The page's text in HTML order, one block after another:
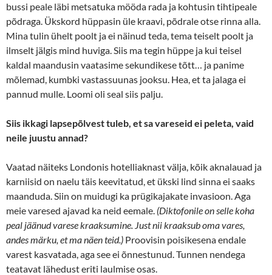
bussi peale läbi metsatuka mööda rada ja kohtusin tihtipeale
põdraga. Ükskord hüppasin üle kraavi, põdrale otse rinna alla.
Mina tulin ühelt poolt ja ei näinud teda, tema teiselt poolt ja
ilmselt jälgis mind huviga. Siis ma tegin hüppe ja kui teisel
kaldal maandusin vaatasime sekundikese tõtt… ja panime
mõlemad, kumbki vastassuunas jooksu. Hea, et ta jalaga ei
pannud mulle. Loomi oli seal siis palju.
Siis ikkagi lapsepõlvest tuleb, et sa vareseid ei peleta, vaid
neile juustu annad?
Vaatad näiteks Londonis hotelliaknast välja, kõik aknalauad ja
karniisid on naelu täis keevitatud, et ükski lind sinna ei saaks
maanduda. Siin on muidugi ka prügikajakate invasioon. Aga
meie varesed ajavad ka neid eemale. (Diktofonile on selle koha
peal jäänud varese kraaksumine. Just nii kraaksub oma vares,
andes märku, et ma näen teid.) Proovisin poisikesena endale
varest kasvatada, aga see ei õnnestunud. Tunnen nendega
teatavat lähedust eriti laulmise osas.